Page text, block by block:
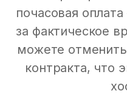
почасовая
за фактическое
можете
контракта, что